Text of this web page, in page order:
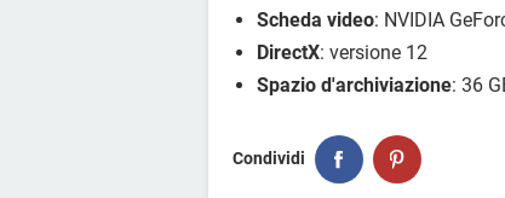
Scheda video: NVIDIA
DirectX: versione 12
Spazio d'archiviazione: 36
Condividi